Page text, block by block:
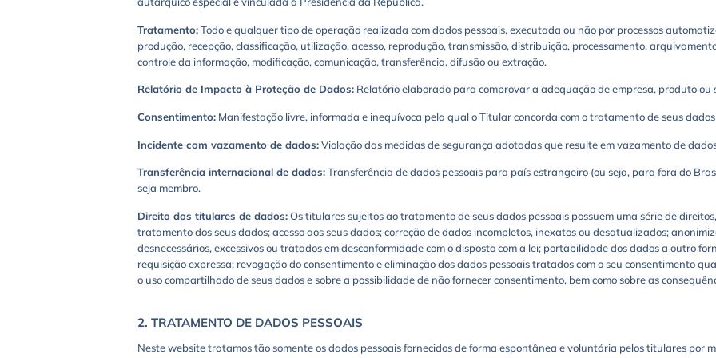
Tratamento:Todo e qualquer tipo de operação realizada com dados pessoais, executada ou não por processos
produção, recepção, classificação, utilização, acesso, reprodução, transmissão, distribuição, processamento,
controle da informação, modificação, comunicação, transferência, difusão ou extração.
Relatório de Impacto à Proteção de Dados: Relatório elaborado para comprovar a adequação de empresa, produto ou
Consentimento: Manifestação livre, informada e inequívoca pela qual o Titular concorda com o tratamento de seus
Incidente com vazamento de dados:Violação das medidas de segurança adotadas que resulte em vazamento de
Transferência internacional de dados:Transferência de dados pessoais para país estrangeiro (ou seja, para fora do
seja membro.
Direito dos titulares de dados:Os titulares sujeitos ao tratamento de seus dados pessoais possuem uma série de
tratamento dos seus dados; acesso aos seus dados; correção de dados incompletos, inexatos ou desatualizados;
desnecessários, excessivos ou tratados em desconformidade com o disposto com a lei; portabilidade dos dados a outro
requisição expressa; revogação do consentimento e eliminação dos dados pessoais tratados com o seu consentimento
o uso compartilhado de seus dados e sobre a possibilidade de não fornecer consentimento, bem como sobre as
2. TRATAMENTO DE DADOS PESSOAIS
Neste website tratamos tão somente os dados pessoais fornecidos de forma espontânea e voluntária pelos titulares por